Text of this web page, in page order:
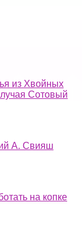
из Хвойных
Сотовый
А. Свияш
на копке